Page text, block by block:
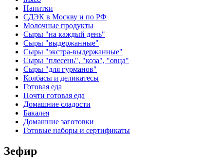
Напитки
СДЭК в Москву и по РФ
Молочные продукты
Сыры "на каждый день"
Сыры "выдержанные"
Сыры "экстра-выдержанные"
Сыры "плесень", "коза", "овца"
Сыры "для гурманов"
Колбасы и деликатесы
Готовая еда
Почти готовая еда
Домашние сладости
Бакалея
Домашние заготовки
Готовые наборы и сертификаты
Зефир